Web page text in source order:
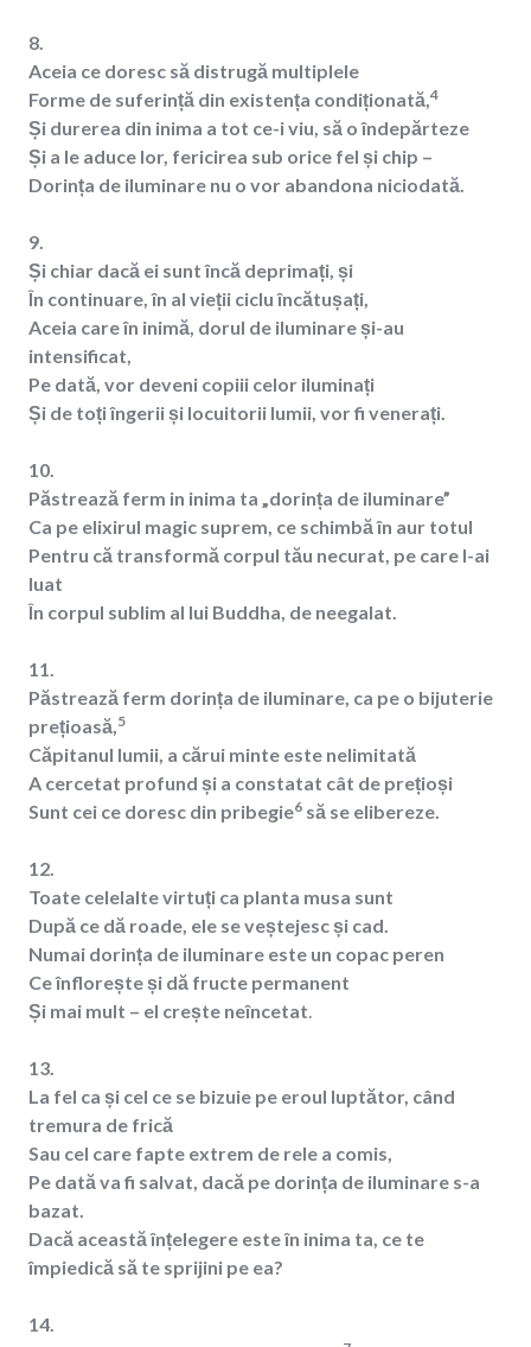
8.
Aceia ce doresc să distrugă multiplele
Forme de suferință din existența condiționată,4
Și durerea din inima a tot ce-i viu, să o îndepărteze
Și a le aduce lor, fericirea sub orice fel și chip –
Dorința de iluminare nu o vor abandona niciodată.
9.
Și chiar dacă ei sunt încă deprimați, și
În continuare, în al vieții ciclu încătușați,
Aceia care în inimă, dorul de iluminare și-au
intensificat,
Pe dată, vor deveni copiii celor iluminați
Și de toți îngerii și locuitorii lumii, vor fi venerați.
10.
Păstrează ferm in inima ta „dorința de iluminare”
Ca pe elixirul magic suprem, ce schimbă în aur totul
Pentru că transformă corpul tău necurat, pe care l-ai
luat
În corpul sublim al lui Buddha, de neegalat.
11.
Păstrează ferm dorința de iluminare, ca pe o bijuterie
prețioasă,5
Căpitanul lumii, a cărui minte este nelimitată
A cercetat profund și a constatat cât de prețioși
Sunt cei ce doresc din pribegie6 să se elibereze.
12.
Toate celelalte virtuți ca planta musa sunt
După ce dă roade, ele se veștejesc și cad.
Numai dorința de iluminare este un copac peren
Ce înflorește și dă fructe permanent
Și mai mult – el crește neîncetat.
13.
La fel ca și cel ce se bizuie pe eroul luptător, când
tremura de frică
Sau cel care fapte extrem de rele a comis,
Pe dată va fi salvat, dacă pe dorința de iluminare s-a
bazat.
Dacă această înțelegere este în inima ta, ce te
împiedică să te sprijini pe ea?
14.